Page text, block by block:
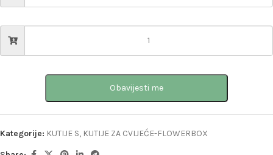
Obavijesti me
Kategorije: KUTIJE S, KUTIJE ZA CVIJEĆE-FLOWERBOX